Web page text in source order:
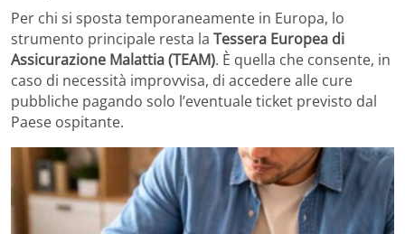
Per chi si sposta temporaneamente in Europa, lo
strumento principale resta la Tessera Europea di
Assicurazione Malattia (TEAM). È quella che consente, in
caso di necessità improvvisa, di accedere alle cure
pubbliche pagando solo l’eventuale ticket previsto dal
Paese ospitante.